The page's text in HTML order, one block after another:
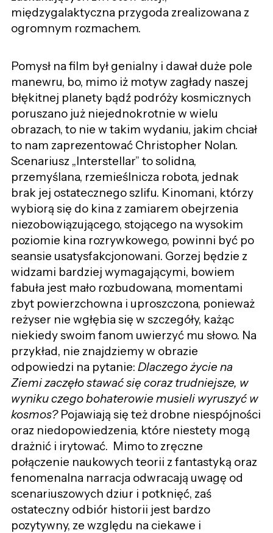
międzygalaktyczna przygoda zrealizowana z
ogromnym rozmachem.
Pomysł na film był genialny i dawał duże pole
manewru, bo, mimo iż motyw zagłady naszej
błękitnej planety bądź podróży kosmicznych
poruszano już niejednokrotnie w wielu
obrazach, to nie w takim wydaniu, jakim chciał
to nam zaprezentować Christopher Nolan.
Scenariusz „Interstellar” to solidna,
przemyślana, rzemieślnicza robota, jednak
brak jej ostatecznego szlifu. Kinomani, którzy
wybiorą się do kina z zamiarem obejrzenia
niezobowiązującego, stojącego na wysokim
poziomie kina rozrywkowego, powinni być po
seansie usatysfakcjonowani. Gorzej będzie z
widzami bardziej wymagającymi, bowiem
fabuła jest mało rozbudowana, momentami
zbyt powierzchowna i uproszczona, ponieważ
reżyser nie wgłębia się w szczegóły, każąc
niekiedy swoim fanom uwierzyć mu słowo. Na
przykład, nie znajdziemy w obrazie
odpowiedzi na pytanie: Dlaczego życie na
Ziemi zaczęło stawać się coraz trudniejsze, w
wyniku czego bohaterowie musieli wyruszyć w
kosmos?Pojawiają się też drobne niespójności
oraz niedopowiedzenia, które niestety mogą
drażnić i irytować. Mimo to zręczne
połączenie naukowych teorii z fantastyką oraz
fenomenalna narracja odwracają uwagę od
scenariuszowych dziur i potknięć, zaś
ostateczny odbiór historii jest bardzo
pozytywny, ze względu na ciekawe i